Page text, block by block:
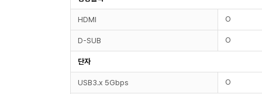
HDMI O
D-SUB O
단자
USB3.x 5Gbps O